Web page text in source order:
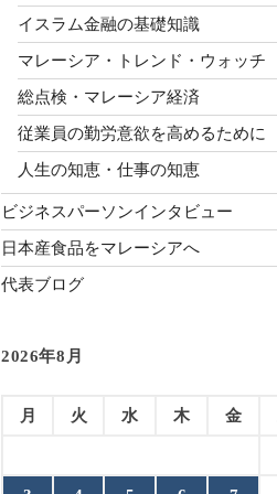
イスラム金融の基礎知識
マレーシア・トレンド・ウォッチ
総点検・マレーシア経済
従業員の勤労意欲を高めるために
人生の知恵・仕事の知恵
ビジネスパーソンインタビュー
日本産食品をマレーシアへ
代表ブログ
2026年8月
月 火 水 木 金